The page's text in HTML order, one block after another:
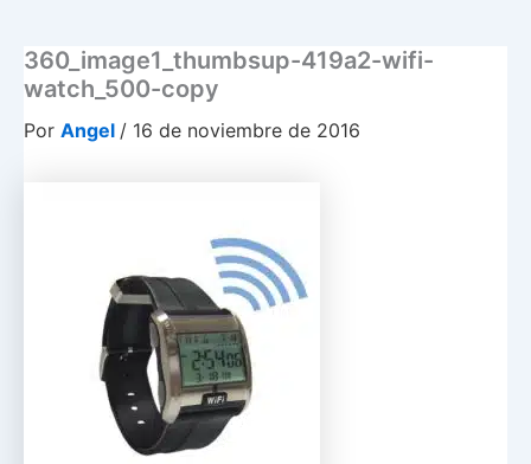
360_image1_thumbsup-419a2-wifi-
watch_500-copy
Por Angel / 16 de noviembre de 2016